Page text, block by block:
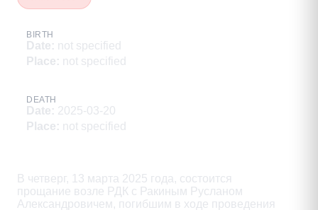
BIRTH
Date: not specified
Place: not specified
DEATH
Date: 2025-03-20
Place: not specified
В четверг, 13 марта 2025 года, состоится
прощание возле РДК с Ракиным Русланом
Александровичем, погибшим в ходе проведения